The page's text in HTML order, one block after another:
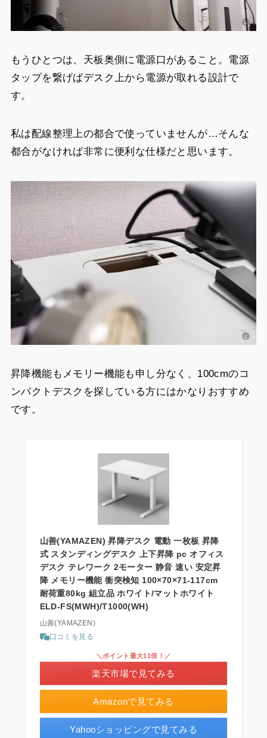
もうひとつは、天板奥側に電源口があること。電源
タップを繋げばデスク上から電源が取れる設計で
す。
私は配線整理上の都合で使っていませんが…そんな
都合がなければ非常に便利な仕様だと思います。
昇降機能もメモリー機能も申し分なく、100cmのコ
ンパクトデスクを探している方にはかなりおすすめ
です。
山善(YAMAZEN) 昇降デスク 電動 一枚板 昇降
式 スタンディングデスク 上下昇降 pc オフィス
デスク テレワーク 2モーター 静音 速い 安定昇
降 メモリー機能 衝突検知 100×70×71-117cm
耐荷重80kg 組立品 ホワイト/マットホワイト
ELD-FS(MWH)/T1000(WH)
山善(YAMAZEN)
口コミを見る
Amazonで見てみる
＼ポイント最大11倍！／
楽天市場で見てみる
Yahooショッピングで見てみる